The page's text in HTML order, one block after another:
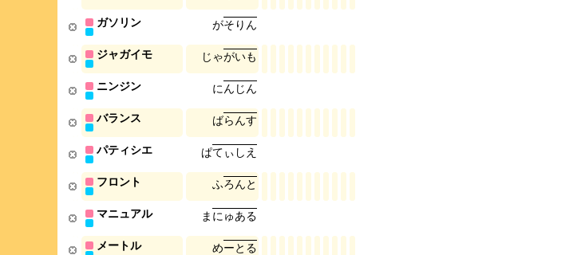
ガソリン がそ り ん
ジャガイモ じ ゃがいも
ニンジン に ん じ ん
バランス ばら んす
パティシエ ぱてぃ し え
フロント ふろ んと
マニュアル ま に ゅある
メートル めーと る